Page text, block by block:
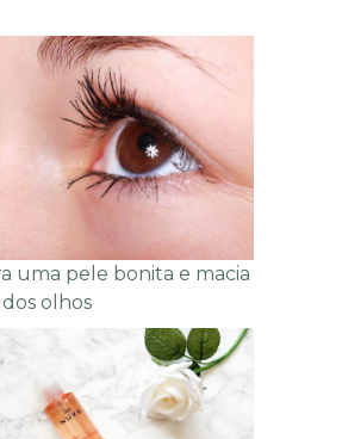
uma pele bonita e macia
olhos